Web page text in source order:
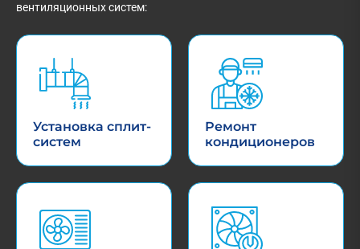
вентиляционных систем:
Установка сплит-
систем
Ремонт
кондиционеров